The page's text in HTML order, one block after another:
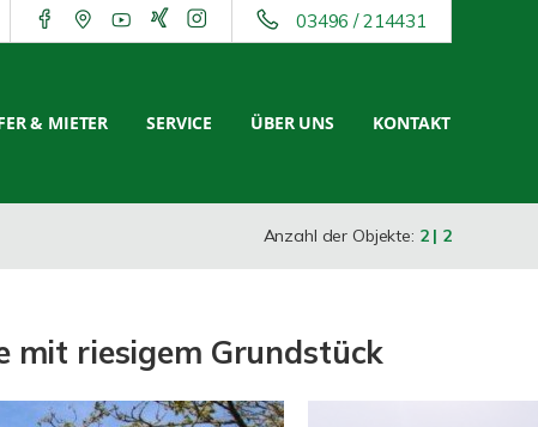
03496 / 214431
& MIETER SERVICE ÜBER UNS KONTAKT
Anzahl der Objekte: 2 | 2
mit riesigem Grundstück